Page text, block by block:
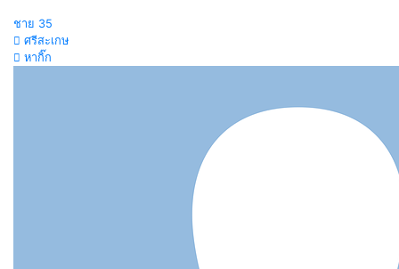
ชาย 35
ศรีสะเกษ
หากิ๊ก